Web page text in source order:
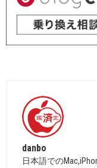
danbo
日本語での